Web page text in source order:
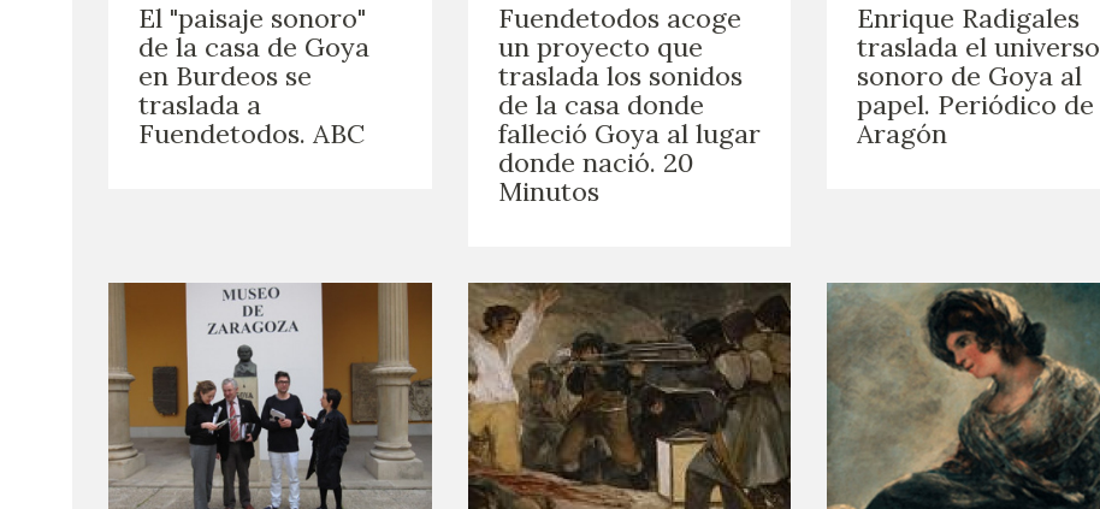
GOYA EN ARAGÓN
PREMIO ARAGÓN
El "paisaje sonoro"
de la casa de Goya
en Burdeos se
traslada a
Fuendetodos. ABC
Fuendetodos acoge
un proyecto que
traslada los sonidos
de la casa donde
falleció Goya al lugar
donde nació. 20
Minutos
Enrique Radigales
traslada el universo
sonoro de Goya al
papel. Periódico de
Aragón